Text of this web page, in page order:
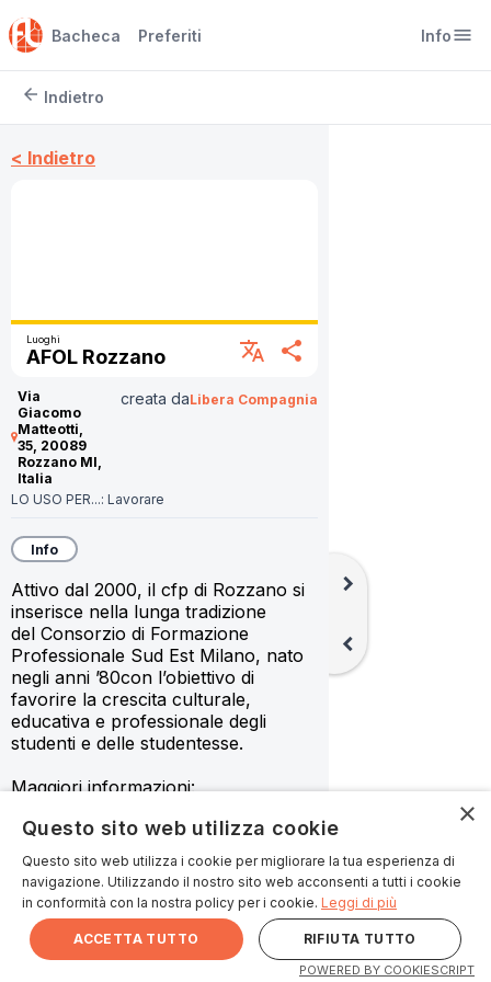
Bacheca Preferiti Infomenu
arrow_back Indietro
< Indietro
Luoghi
AFOL Rozzano translate share
Via
Giacomo
Matteotti,
35, 20089
Rozzano MI,
Italia
creata daLibera Compagnia
LO USO PER...: Lavorare
Info
Attivo dal 2000, il cfp di Rozzano si
inserisce nella lunga tradizione
del Consorzio di Formazione
Professionale Sud Est Milano, nato
negli anni ’80con l’obiettivo di
favorire la crescita culturale,
educativa e professionale degli
studenti e delle studentesse.
Maggiori informazioni:
formative/rozzano/
Orari:
lunedì, martedì, mercoledì e venerdì
ore 8.00 – 13.00
giovedì 9.00 – 12.00 / 14.00 – 16.00
keyboard_arrow_up Card collegate
chevron_right
chevron_left
×
Questo sito web utilizza cookie
Questo sito web utilizza i cookie per migliorare la tua esperienza di
navigazione. Utilizzando il nostro sito web acconsenti a tutti i cookie
in conformità con la nostra policy per i cookie. Leggi di più
ACCETTA TUTTO RIFIUTA TUTTO
POWERED BY COOKIESCRIPT